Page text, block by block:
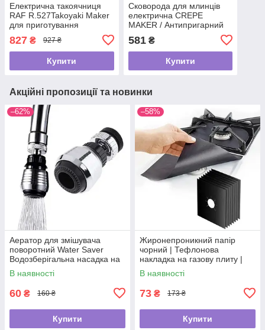
Електрична такоячниця
RAF R.527Takoyaki Maker
для приготування
м'ясних кульок (18
комірок) антипригарна
827 ₴ 927 ₴
Купити
Сковорода для млинців
електрична CREPE
MAKER / Антипригарний
Занурювальна
електромлинка
581₴
Купити
Акційні пропозиції та новинки
–62%
Аератор для змішувача
поворотний Water Saver
Водозберігальна насадка на
кран
В наявності
60 ₴ 160 ₴
Купити
–58%
Жиронепроникний папір
чорний | Тефлонова
накладка на газову плиту |
Захисний папір для плити
В наявності
73 ₴ 173 ₴
Купити